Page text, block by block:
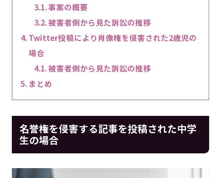
事案の概要
被害者側から見た訴訟の推移
Twitter投稿により肖像権を侵害された2歳児の
場合
被害者側から見た訴訟の推移
まとめ
名誉権を侵害する記事を投稿された中学
生の場合